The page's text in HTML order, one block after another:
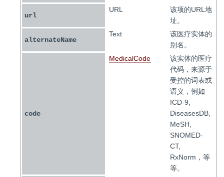
url
URL
该项的URL地
址。
alternateName
Text
该医疗实体的
别名。
code
MedicalCode
该实体的医疗
代码，来源于
受控的词表或
语义，例如
ICD-9,
DiseasesDB,
MeSH,
SNOMED-
CT,
RxNorm，等
等。